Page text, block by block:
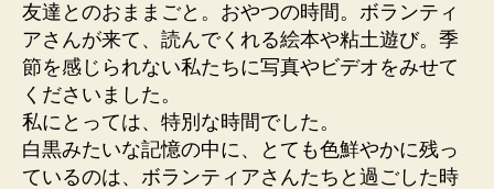
友達とのおままごと。おやつの時間。ボランティ
アさんが来て、読んでくれる絵本や粘土遊び。季
節を感じられない私たちに写真やビデオをみせて
くださいました。
私にとっては、特別な時間でした。
白黒みたいな記憶の中に、とても色鮮やかに残っ
ているのは、ボランティアさんたちと過ごした時